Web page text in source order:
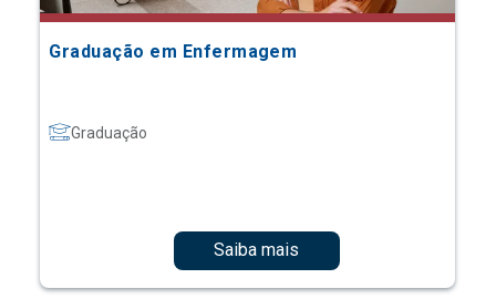
Graduação em Enfermagem
Graduação
Saiba mais